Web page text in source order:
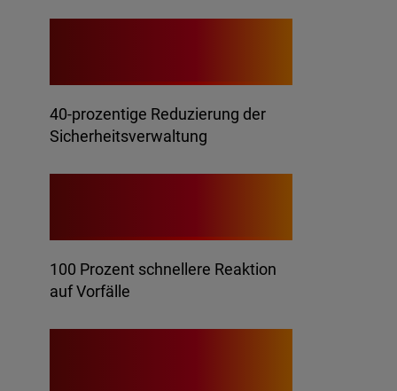
40-prozentige Reduzierung der
Sicherheitsverwaltung
100 Prozent schnellere Reaktion
auf Vorfälle